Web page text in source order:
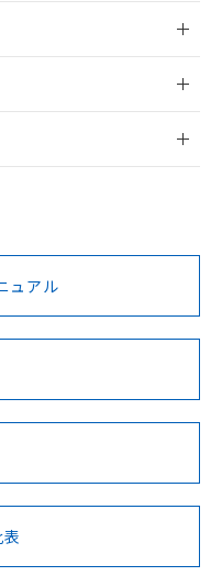
登録
く前に、以下を必ずお読
Cd Cr(VI)
ュアル